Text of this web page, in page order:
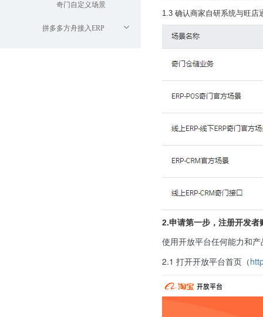
奇门自定义场景
拼多多方舟接入ERP
1.3 确认商家自研系统与旺店
2.申请第一步，注册开发者
使用开放平台任何能力和
2.1 打开开放平台首页（